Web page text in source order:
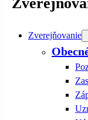
Zverejňovanie